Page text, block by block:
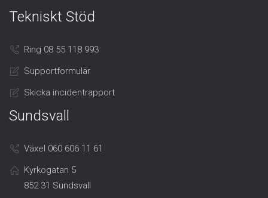
Tekniskt Stöd
Ring 08 55 118 993
Supportformulär
Skicka incidentrapport
Sundsvall
Växel 060 606 11 61
Kyrkogatan 5
852 31 Sundsvall